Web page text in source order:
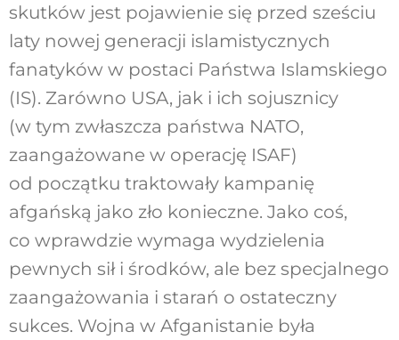
skutków jest pojawienie się przed sześciu
laty nowej generacji islamistycznych
fanatyków w postaci Państwa Islamskiego
(IS). Zarówno USA, jak i ich sojusznicy
(w tym zwłaszcza państwa NATO,
zaangażowane w operację ISAF)
od początku traktowały kampanię
afgańską jako zło konieczne. Jako coś,
co wprawdzie wymaga wydzielenia
pewnych sił i środków, ale bez specjalnego
zaangażowania i starań o ostateczny
sukces. Wojna w Afganistanie była